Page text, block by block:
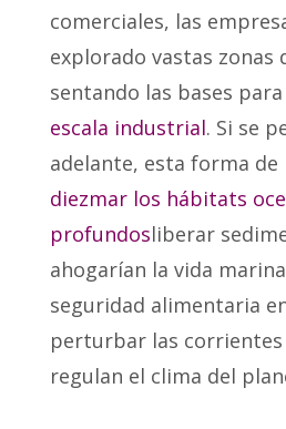
comerciales, las
explorado vastas zonas
sentando las bases
escala industrial. Si se
adelante, esta forma
diezmar los hábitats
profundosliberar
ahogarían la vida
seguridad alimentaria
perturbar las corrientes
regulan el clima del